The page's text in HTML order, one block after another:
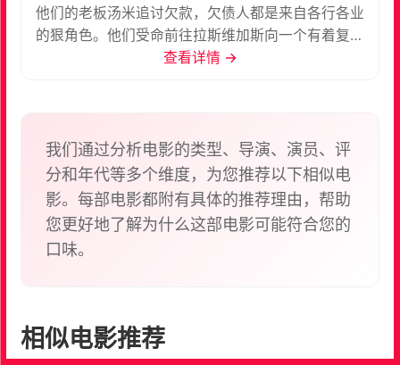
他们的老板汤米追讨欠款，欠债人都是来自各行各业
的狠角色。他们受命前往拉斯维加斯向一个有着复杂
背景的赌场老板收债，这个老板碰巧是苏的前女友。
查看详情 →
我们通过分析电影的类型、导演、演员、评
分和年代等多个维度，为您推荐以下相似电
影。每部电影都附有具体的推荐理由，帮助
您更好地了解为什么这部电影可能符合您的
口味。
相似电影推荐